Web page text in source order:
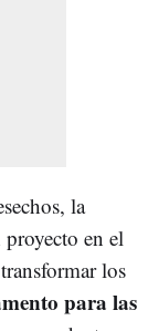
la
en el
los
para las